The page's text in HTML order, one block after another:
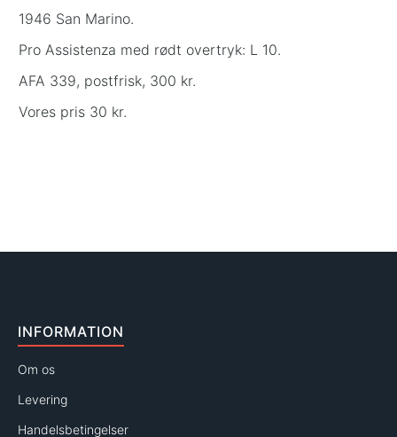
1946 San Marino.
Pro Assistenza med rødt overtryk: L 10.
AFA 339, postfrisk, 300 kr.
Vores pris 30 kr.
INFORMATION
Om os
Levering
Handelsbetingelser